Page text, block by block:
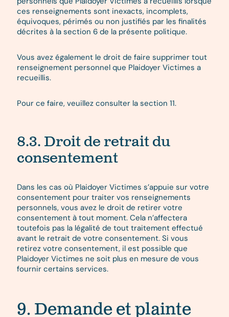
ces renseignements sont inexacts, incomplets,
équivoques, périmés ou non justifiés par les finalités
décrites à la section 6 de la présente politique.
Vous avez également le droit de faire supprimer tout
renseignement personnel que Plaidoyer Victimes a
recueillis.
Pour ce faire, veuillez consulter la section 11.
8.3. Droit de retrait du
consentement
Dans les cas où Plaidoyer Victimes s’appuie sur votre
consentement pour traiter vos renseignements
personnels, vous avez le droit de retirer votre
consentement à tout moment. Cela n’affectera
toutefois pas la légalité de tout traitement effectué
avant le retrait de votre consentement. Si vous
retirez votre consentement, il est possible que
Plaidoyer Victimes ne soit plus en mesure de vous
fournir certains services.
9. Demande et plainte